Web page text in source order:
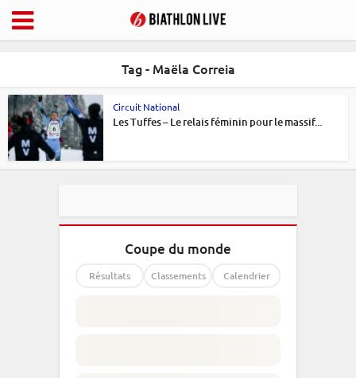
Tag - Maëla Correia
Circuit National
Les Tuffes – Le relais féminin pour le massif...
Coupe du monde
Résultats Classements Calendrier